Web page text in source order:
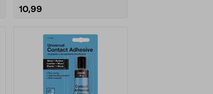
10,99